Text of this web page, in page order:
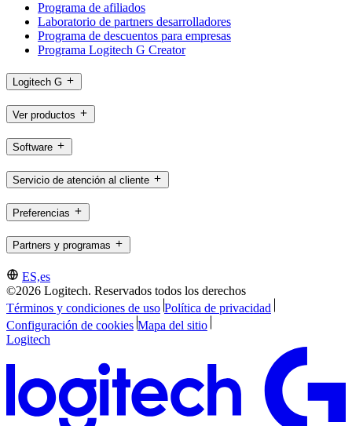
Programa de afiliados
Laboratorio de partners desarrolladores
Programa de descuentos para empresas
Programa Logitech G Creator
Logitech G
Ver productos
Software
Servicio de atención al cliente
Preferencias
Partners y programas
ES,es
©2026 Logitech. Reservados todos los derechos
Términos y condiciones de uso Política de privacidad
Configuración de cookies Mapa del sitio
Logitech